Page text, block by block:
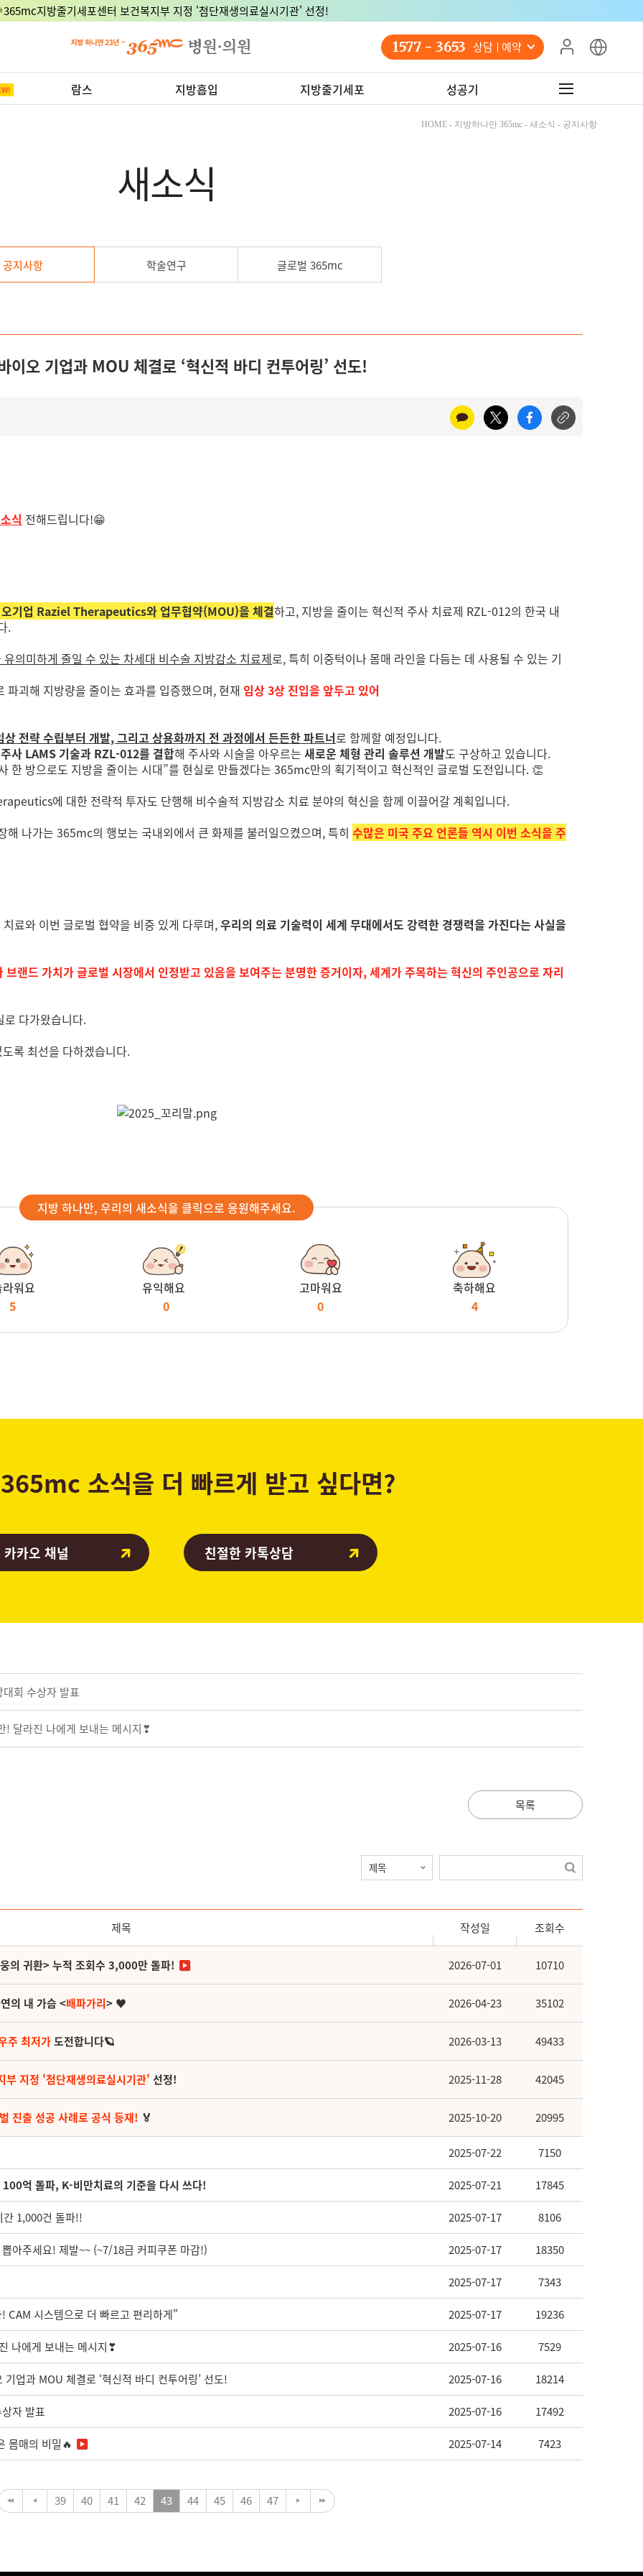
지방줄기세포센터 보건복지부 지정 '첨단재생의료실시기관' 선정!
1577 - 3653 상담 예약
람스 지방흡입 지방줄기세포 성공기
HOME - 지방하나만 365mc - 새소식 - 공지사항
새소식
공지사항 학술연구 글로벌 365mc
오 기업과 MOU 체결로 ‘혁신적 바디 컨투어링’ 선도!
식 전해드립니다!😁
오기업 Raziel Therapeutics와 업무협약(MOU)을 체결하고, 지방을 줄이는 혁신적 주사 치료제 RZL-012의 한국 내
.
의미하게 줄일 수 있는 차세대 비수술 지방감소 치료제로, 특히 이중턱이나 몸매 라인을 다듬는 데 사용될 수 있는 기
괴해 지방량을 줄이는 효과를 입증했으며, 현재 임상 3상 진입을 앞두고 있어
상 전략 수립부터 개발, 그리고 상용화까지 전 과정에서 든든한 파트너로 함께할 예정입니다.
사 LAMS 기술과 RZL-012를 결합해 주사와 시술을 아우르는 새로운 체형 관리 솔루션 개발도 구상하고 있습니다.
한 방으로도 지방을 줄이는 시대”를 현실로 만들겠다는 365mc만의 획기적이고 혁신적인 글로벌 도전입니다. 👏
에 대한 전략적 투자도 단행해 비수술적 지방감소 치료 분야의 혁신을 함께 이끌어갈 계획입니다.
나가는 365mc의 행보는 국내외에서 큰 화제를 불러일으켰으며, 특히 수많은 미국 주요 언론들 역시 이번 소식을 주
료와 이번 글로벌 협약을 비중 있게 다루며,우리의 의료 기술력이 세계 무대에서도 강력한 경쟁력을 가진다는 사실을
랜드 가치가 글로벌 시장에서 인정받고 있음을 보여주는 분명한 증거이자, 세계가 주목하는 혁신의 주인공으로 자리
다가왔습니다.
록 최선을 다하겠습니다.
지방 하나만, 우리의 새소식을 클릭으로 응원해주세요.
워요
5
유익해요
0
고마워요
0
축하해요
4
365mc 소식을 더 빠르게 받고 싶다면?
카오 채널 친절한 카톡상담
회 수상자 발표
! 달라진 나에게 보내는 메시지❣
목록
제목 작성일 조회수
의 귀환> 누적 조회수 3,000만 돌파! 2026-07-01 10710
의 내 가슴 <배파가리> ♥ 2026-04-23 35102
주 최저가도전합니다🪐 2026-03-13 49433
부 지정 '첨단재생의료실시기관' 선정! 2025-11-28 42045
진출 성공 사례로 공식 등재! 🏅 2025-10-20 20995
2025-07-22 7150
억 돌파, K-비만치료의 기준을 다시 쓰다! 2025-07-21 17845
1,000건 돌파!! 2025-07-17 8106
아주세요! 제발~~ (~7/18금 커피쿠폰 마감!) 2025-07-17 18350
2025-07-17 7343
CAM 시스템으로 더 빠르고 편리하게" 2025-07-17 19236
나에게 보내는 메시지❣ 2025-07-16 7529
업과 MOU 체결로 ‘혁신적 바디 컨투어링’ 선도! 2025-07-16 18214
자 발표 2025-07-16 17492
몸매의 비밀🔥 2025-07-14 7423
39 40 41 42 43 44 45 46 47